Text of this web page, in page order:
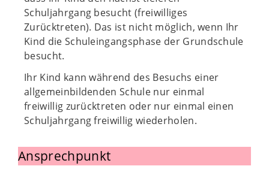
Schuljahrgang besucht (freiwilliges
Zurücktreten). Das ist nicht möglich, wenn Ihr
Kind die Schuleingangsphase der Grundschule
besucht.
Ihr Kind kann während des Besuchs einer
allgemeinbildenden Schule nur einmal
freiwillig zurücktreten oder nur einmal einen
Schuljahrgang freiwillig wiederholen.
Ansprechpunkt